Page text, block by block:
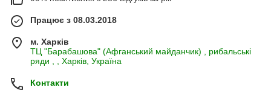
Працює з 08.03.2018
м. Харків
ТЦ "Барабашова" (Афганський майданчик) , рибальські
ряди , , Харків, Україна
Контакти